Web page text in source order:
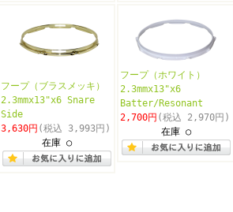
フープ（ブラスメッキ）
2.3mmx13"x6 Snare
Side
3,630円 (税込 3,993円)
在庫 ○
フープ（ホワイト）
2.3mmx13"x6
Batter/Resonant
2,700円 (税込 2,970円)
在庫 ○